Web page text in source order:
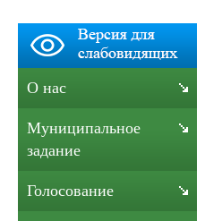
О нас
Муниципальное
задание
Голосование